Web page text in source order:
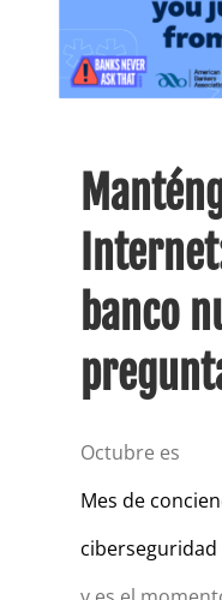
banco
Octubre es
Mes de
ciberseguridad